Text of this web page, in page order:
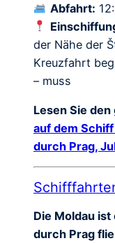
Abfahrt:
der Nähe der
Kreuzfahrt
– muss
Lesen Sie
auf dem
durch Prag,
Die Moldau
durch Prag